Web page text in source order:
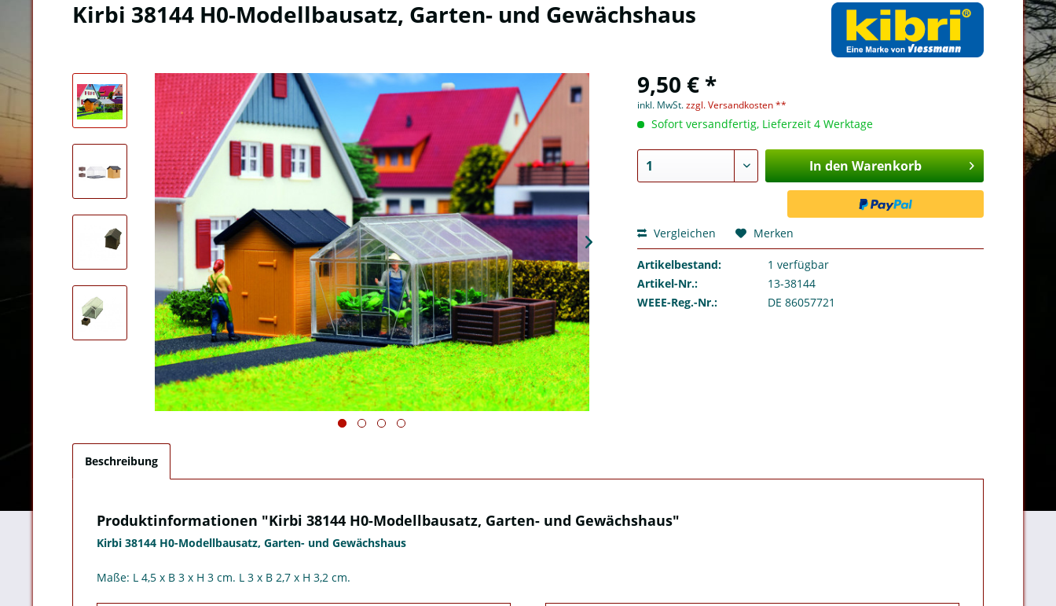
Kirbi 38144 H0-Modellbausatz, Garten- und Gewächshaus
9,50 € *
inkl. MwSt.zzgl. Versandkosten **
Sofort versandfertig, Lieferzeit 4 Werktage
In den Warenkorb
Vergleichen Merken
Artikelbestand: 1 verfügbar
Artikel-Nr.:
13-38144
WEEE-Reg.-Nr.:
DE 86057721
Beschreibung
Produktinformationen "Kirbi 38144 H0-Modellbausatz, Garten- und Gewächshaus"
Kirbi 38144 H0-Modellbausatz, Garten- und Gewächshaus
Maße: L 4,5 x B 3 x H 3 cm. L 3 x B 2,7 x H 3,2 cm.